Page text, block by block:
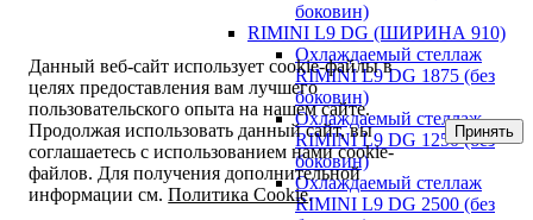
боковин)
RIMINI L9 DG (ШИРИНА 910)
Охлаждаемый стеллаж
RIMINI L9 DG 1875 (без
боковин)
Охлаждаемый стеллаж
RIMINI L9 DG 1250 (без
боковин)
Охлаждаемый стеллаж
RIMINI L9 DG 2500 (без
Данный веб-сайт использует cookie-файлы в
целях предоставления вам лучшего
пользовательского опыта на нашем сайте.
Продолжая использовать данный сайт, вы
соглашаетесь с использованием нами cookie-
файлов. Для получения дополнительной
информации см.Политика Cookie.
Принять